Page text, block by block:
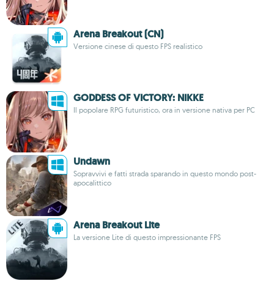
Arena Breakout (CN)
Versione cinese di questo FPS realistico
GODDESS OF VICTORY: NIKKE
Il popolare RPG futuristico, ora in versione nativa per PC
Undawn
Sopravvivi e fatti strada sparando in questo mondo post-
apocalittico
Arena Breakout Lite
La versione Lite di questo impressionante FPS